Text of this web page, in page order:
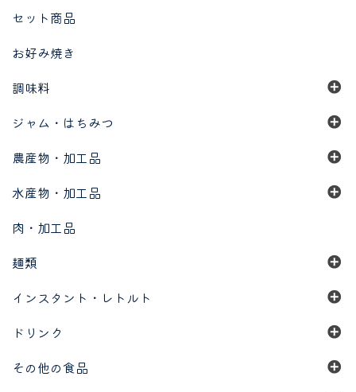
セット商品
お好み焼き
調味料
ジャム・はちみつ
農産物・加工品
水産物・加工品
肉・加工品
麺類
インスタント・レトルト
ドリンク
その他の食品